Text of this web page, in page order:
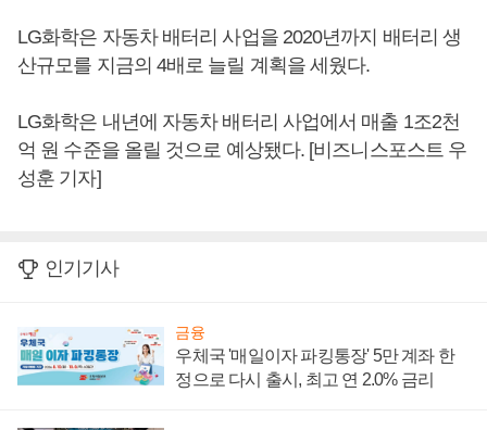
LG화학은 자동차 배터리 사업을 2020년까지 배터리 생
산규모를 지금의 4배로 늘릴 계획을 세웠다.
LG화학은 내년에 자동차 배터리 사업에서 매출 1조2천
억 원 수준을 올릴 것으로 예상됐다. [비즈니스포스트 우
성훈 기자]
인기기사
금융
우체국 '매일이자 파킹통장' 5만 계좌 한
정으로 다시 출시, 최고 연 2.0% 금리